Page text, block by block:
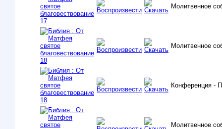
Молитвенное
Молитвенное
Конференция -
Молитвенное